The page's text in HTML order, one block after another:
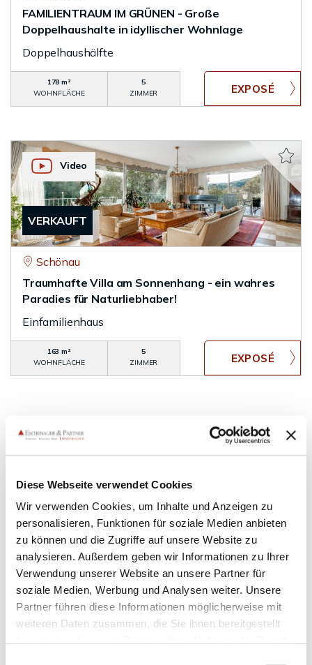
Diese Webseite verwendet Cookies
Wir verwenden Cookies, um Inhalte und Anzeigen zu
personalisieren, Funktionen für soziale Medien anbieten
zu können und die Zugriffe auf unsere Website zu
analysieren. Außerdem geben wir Informationen zu Ihrer
Verwendung unserer Website an unsere Partner für
soziale Medien, Werbung und Analysen weiter. Unsere
Partner führen diese Informationen möglicherweise mit
weiteren Daten zusammen, die Sie ihnen bereitgestellt
FAMILIENTRAUM IM GRÜNEN - Große
Doppelhaushalte in idyllischer Wohnlage
Doppelhaushälfte
178 m²
WOHNFLÄCHE
5
ZIMMER
VERKAUFT
Video
Schönau
Traumhafte Villa am Sonnenhang - ein wahres
Paradies für Naturliebhaber!
Einfamilienhaus
163 m²
WOHNFLÄCHE
5
ZIMMER
Ginsheim-Gustavsburg Mörfelden-Walldorf
Oestrich-Winkel Birkenau Bammental
Ludwigshafen am Rhein Mainz-Kostheim Heidelberg
Neckarsteinach
Dossenheim Eberbach Schwetzingen
Mannheim Wiesloch Walldorf Neulußheim Oberzent
Nackenheim Ilvesheim Hockenheim Flörsheim am Main
Nieder-Hilbersheim Waldbrunn Wilhelmsfeld
Neckargemünd